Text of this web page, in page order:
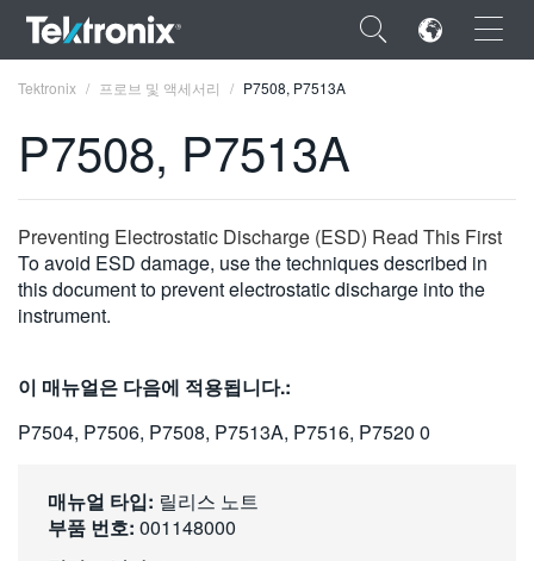
×
ENGLISH
FRANÇAIS
DEUTSCH
한국어
繁體中文
Tektronix 프로브 및 액세서리 P7508, P7513A
P7508, P7513A
Preventing Electrostatic Discharge (ESD) Read This First
To avoid ESD damage, use the techniques described in
this document to prevent electrostatic discharge into the
instrument.
이 매뉴얼은 다음에 적용됩니다.:
P7504, P7506, P7508, P7513A, P7516, P7520 0
매뉴얼 타입: 릴리스 노트
부품 번호: 001148000